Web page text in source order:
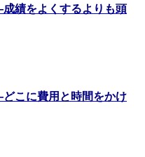
績をよくするよりも頭
こに費用と時間をかけ